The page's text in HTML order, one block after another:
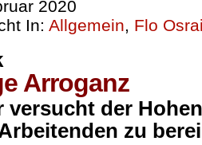
2020
In: Allgemein, Flo
Arroganz
versucht der
zu